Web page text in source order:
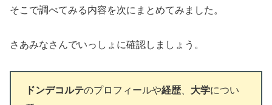
そこで調べてみる内容を次にまとめてみました。
さあみなさんでいっしょに確認しましょう。
ドンデコルテのプロフィールや経歴 大学につい